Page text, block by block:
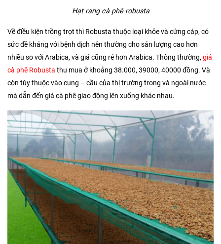
Hạt rang cà phê robusta
Về điều kiện trồng trọt thì Robusta thuộc loại khỏe và cứng cáp, có
sức đề kháng với bệnh dịch nên thường cho sản lượng cao hơn
nhiều so với Arabica, và giá cũng rẻ hơn Arabica. Thông thường,giá
cà phê Robusta thu mua ở khoảng 38.000, 39000, 40000 đồng. Và
còn tùy thuộc vào cung – cầu của thị trường trong và ngoài nước
mà dẫn đến giá cà phê giao động lên xuống khác nhau.